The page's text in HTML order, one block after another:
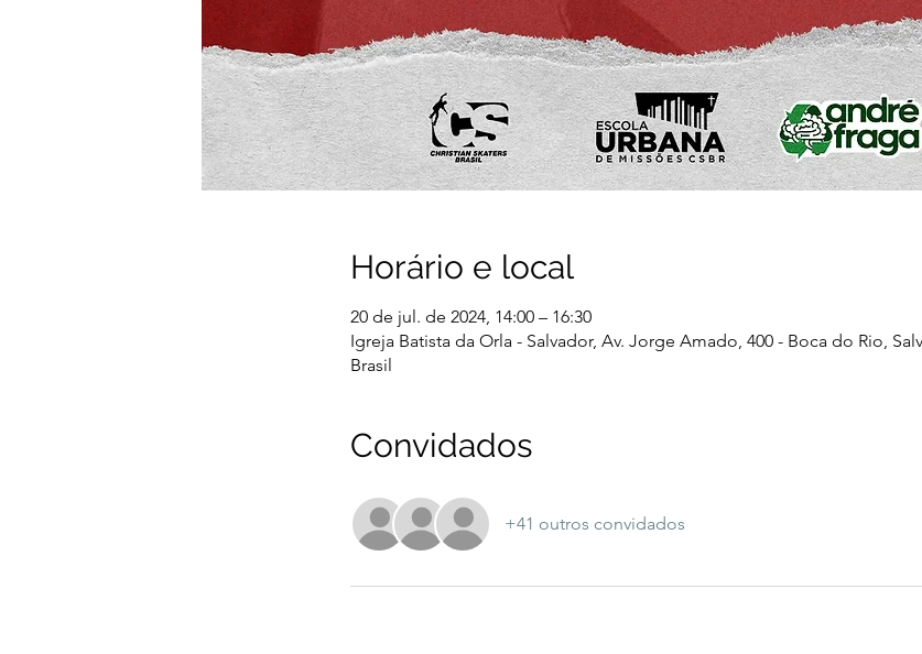
Horário e local
20 de jul. de 2024, 14:00 – 16:30
Igreja Batista da Orla - Salvador, Av. Jorge Amado, 400 - Boca do Rio,
Brasil
Convidados
+41 outros convidados